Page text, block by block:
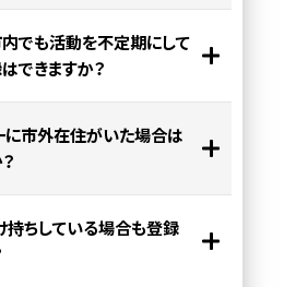
でも活動を不定期にして
できますか？
に市外在住がいた場合は
ちしている場合も登録